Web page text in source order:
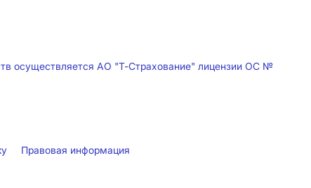
осуществляется АО "Т-Страхование" лицензии ОС №
Правовая информация